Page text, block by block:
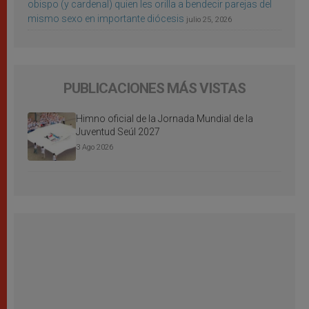
obispo (y cardenal) quien les orilla a bendecir parejas del
mismo sexo en importante diócesis julio 25, 2026
PUBLICACIONES MÁS VISTAS
Himno oficial de la Jornada Mundial de la
Juventud Seúl 2027
3 Ago 2026